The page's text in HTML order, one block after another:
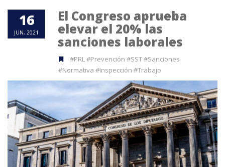
16
JUN, 2021
El Congreso aprueba
elevar el 20% las
sanciones laborales
#PRL #Prevención #SST #Sanciones
#Normativa #Inspección #Trabajo